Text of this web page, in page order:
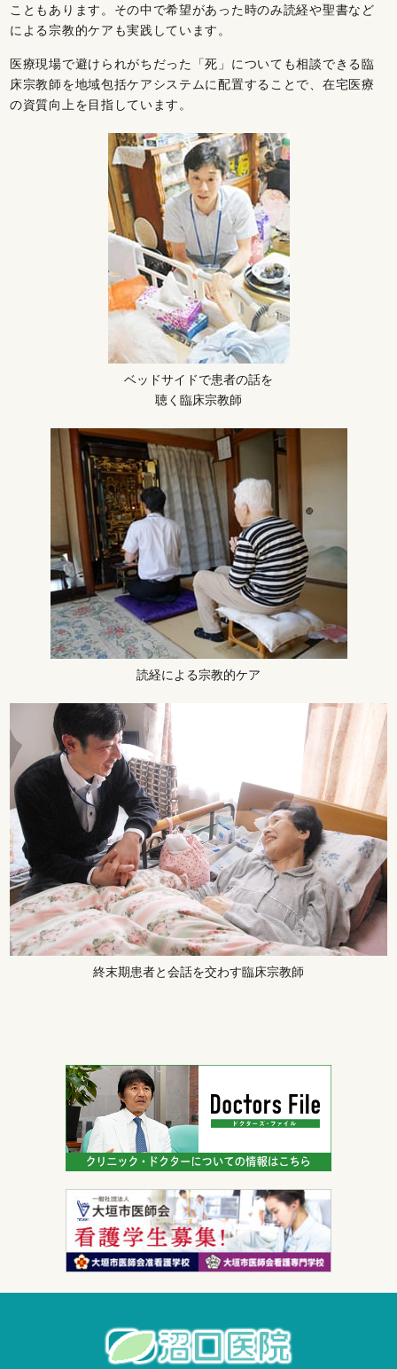
こともあります。その中で希望があった時のみ読経や聖書など
による宗教的ケアも実践しています。
医療現場で避けられがちだった「死」についても相談できる臨
床宗教師を地域包括ケアシステムに配置することで、在宅医療
の資質向上を目指しています。
ベッドサイドで患者の話を
聴く臨床宗教師
読経による宗教的ケア
終末期患者と会話を交わす臨床宗教師